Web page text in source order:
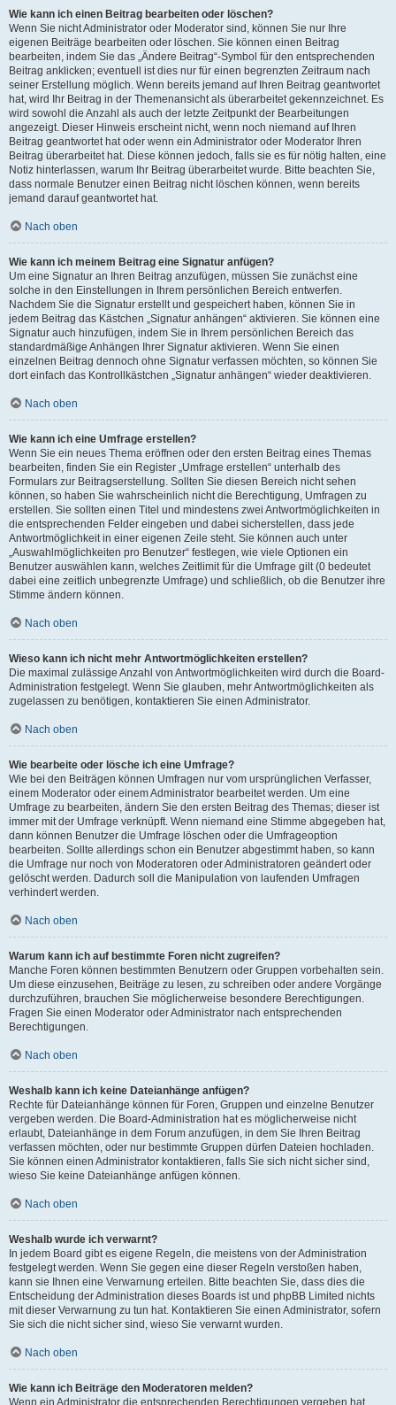
Wie kann ich einen Beitrag bearbeiten oder löschen?
Wenn Sie nicht Administrator oder Moderator sind, können Sie nur Ihre
eigenen Beiträge bearbeiten oder löschen. Sie können einen Beitrag
bearbeiten, indem Sie das „Ändere Beitrag“-Symbol für den entsprechenden
Beitrag anklicken; eventuell ist dies nur für einen begrenzten Zeitraum nach
seiner Erstellung möglich. Wenn bereits jemand auf Ihren Beitrag geantwortet
hat, wird Ihr Beitrag in der Themenansicht als überarbeitet gekennzeichnet. Es
wird sowohl die Anzahl als auch der letzte Zeitpunkt der Bearbeitungen
angezeigt. Dieser Hinweis erscheint nicht, wenn noch niemand auf Ihren
Beitrag geantwortet hat oder wenn ein Administrator oder Moderator Ihren
Beitrag überarbeitet hat. Diese können jedoch, falls sie es für nötig halten, eine
Notiz hinterlassen, warum Ihr Beitrag überarbeitet wurde. Bitte beachten Sie,
dass normale Benutzer einen Beitrag nicht löschen können, wenn bereits
jemand darauf geantwortet hat.
Nach oben
Wie kann ich meinem Beitrag eine Signatur anfügen?
Um eine Signatur an Ihren Beitrag anzufügen, müssen Sie zunächst eine
solche in den Einstellungen in Ihrem persönlichen Bereich entwerfen.
Nachdem Sie die Signatur erstellt und gespeichert haben, können Sie in
jedem Beitrag das Kästchen „Signatur anhängen“ aktivieren. Sie können eine
Signatur auch hinzufügen, indem Sie in Ihrem persönlichen Bereich das
standardmäßige Anhängen Ihrer Signatur aktivieren. Wenn Sie einen
einzelnen Beitrag dennoch ohne Signatur verfassen möchten, so können Sie
dort einfach das Kontrollkästchen „Signatur anhängen“ wieder deaktivieren.
Nach oben
Wie kann ich eine Umfrage erstellen?
Wenn Sie ein neues Thema eröffnen oder den ersten Beitrag eines Themas
bearbeiten, finden Sie ein Register „Umfrage erstellen“ unterhalb des
Formulars zur Beitragserstellung. Sollten Sie diesen Bereich nicht sehen
können, so haben Sie wahrscheinlich nicht die Berechtigung, Umfragen zu
erstellen. Sie sollten einen Titel und mindestens zwei Antwortmöglichkeiten in
die entsprechenden Felder eingeben und dabei sicherstellen, dass jede
Antwortmöglichkeit in einer eigenen Zeile steht. Sie können auch unter
„Auswahlmöglichkeiten pro Benutzer“ festlegen, wie viele Optionen ein
Benutzer auswählen kann, welches Zeitlimit für die Umfrage gilt (0 bedeutet
dabei eine zeitlich unbegrenzte Umfrage) und schließlich, ob die Benutzer ihre
Stimme ändern können.
Nach oben
Wieso kann ich nicht mehr Antwortmöglichkeiten erstellen?
Die maximal zulässige Anzahl von Antwortmöglichkeiten wird durch die Board-
Administration festgelegt. Wenn Sie glauben, mehr Antwortmöglichkeiten als
zugelassen zu benötigen, kontaktieren Sie einen Administrator.
Nach oben
Wie bearbeite oder lösche ich eine Umfrage?
Wie bei den Beiträgen können Umfragen nur vom ursprünglichen Verfasser,
einem Moderator oder einem Administrator bearbeitet werden. Um eine
Umfrage zu bearbeiten, ändern Sie den ersten Beitrag des Themas; dieser ist
immer mit der Umfrage verknüpft. Wenn niemand eine Stimme abgegeben hat,
dann können Benutzer die Umfrage löschen oder die Umfrageoption
bearbeiten. Sollte allerdings schon ein Benutzer abgestimmt haben, so kann
die Umfrage nur noch von Moderatoren oder Administratoren geändert oder
gelöscht werden. Dadurch soll die Manipulation von laufenden Umfragen
verhindert werden.
Nach oben
Warum kann ich auf bestimmte Foren nicht zugreifen?
Manche Foren können bestimmten Benutzern oder Gruppen vorbehalten sein.
Um diese einzusehen, Beiträge zu lesen, zu schreiben oder andere Vorgänge
durchzuführen, brauchen Sie möglicherweise besondere Berechtigungen.
Fragen Sie einen Moderator oder Administrator nach entsprechenden
Berechtigungen.
Nach oben
Weshalb kann ich keine Dateianhänge anfügen?
Rechte für Dateianhänge können für Foren, Gruppen und einzelne Benutzer
vergeben werden. Die Board-Administration hat es möglicherweise nicht
erlaubt, Dateianhänge in dem Forum anzufügen, in dem Sie Ihren Beitrag
verfassen möchten, oder nur bestimmte Gruppen dürfen Dateien hochladen.
Sie können einen Administrator kontaktieren, falls Sie sich nicht sicher sind,
wieso Sie keine Dateianhänge anfügen können.
Nach oben
Weshalb wurde ich verwarnt?
In jedem Board gibt es eigene Regeln, die meistens von der Administration
festgelegt werden. Wenn Sie gegen eine dieser Regeln verstoßen haben,
kann sie Ihnen eine Verwarnung erteilen. Bitte beachten Sie, dass dies die
Entscheidung der Administration dieses Boards ist und phpBB Limited nichts
mit dieser Verwarnung zu tun hat. Kontaktieren Sie einen Administrator, sofern
Sie sich die nicht sicher sind, wieso Sie verwarnt wurden.
Nach oben
Wie kann ich Beiträge den Moderatoren melden?
Wenn ein Administrator die entsprechenden Berechtigungen vergeben hat,